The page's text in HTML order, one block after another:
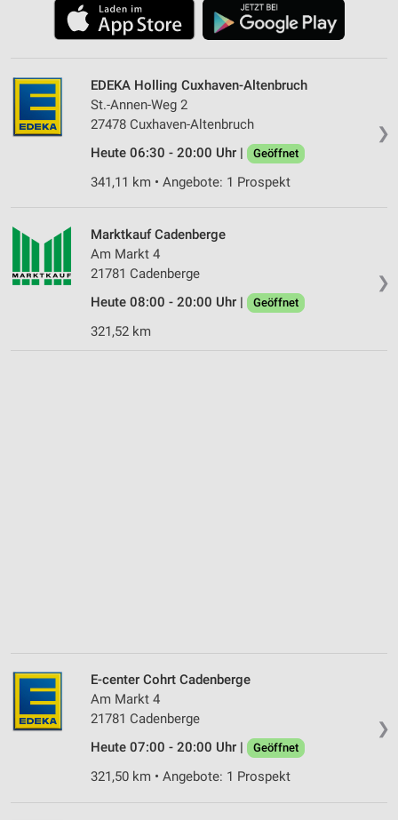
❯
EDEKA Holling Cuxhaven-Altenbruch
St.-Annen-Weg 2
27478 Cuxhaven-Altenbruch
Heute 06:30 - 20:00 Uhr |
Geöffnet
341,11 km • Angebote: 1 Prospekt
❯
Marktkauf Cadenberge
Am Markt 4
21781 Cadenberge
Heute 08:00 - 20:00 Uhr |
Geöffnet
321,52 km
❯
E-center Cohrt Cadenberge
Am Markt 4
21781 Cadenberge
Heute 07:00 - 20:00 Uhr |
Geöffnet
321,50 km • Angebote: 1 Prospekt